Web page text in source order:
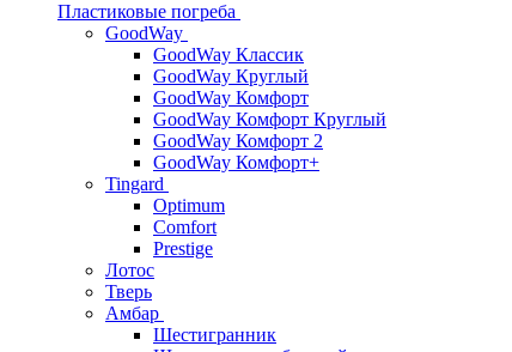
Пластиковые погреба
GoodWay
GoodWay Классик
GoodWay Круглый
GoodWay Комфорт
GoodWay Комфорт Круглый
GoodWay Комфорт 2
GoodWay Комфорт+
Tingard
Optimum
Comfort
Prestige
Лотос
Тверь
Амбар
Шестигранник